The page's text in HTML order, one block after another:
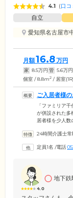
4.1 (口コ
自立
愛知県名古屋市
月額16.8 万円
家 8.5万円 管 5.6万円
個室 / 8.8m2 / 居室(1R)
ご入居者様
います
「ファミリア
が併設された多
居者様を少人数
トケアを行って
護師が常駐して
24時間介護士常
定員1名 /電話
4.0
地下鉄